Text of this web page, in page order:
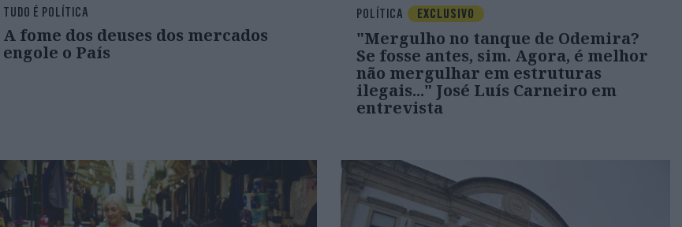
TUDO É POLÍTICA
A fome dos deuses dos mercados
engole o País
POLÍTICA EXCLUSIVO
"Mergulho no tanque de Odemira?
Se fosse antes, sim. Agora, é melhor
não mergulhar em estruturas
ilegais..." José Luís Carneiro em
entrevista